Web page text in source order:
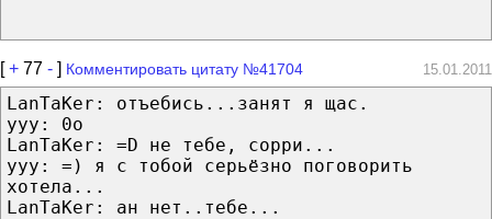
[+ 77 - ] Комментировать цитату №41704 15.01.2011
LanTaKer: отъебись...занят я щас.
ууу: 0о
LanTaKer: =D не тебе, сорри...
ууу: =) я с тобой серьёзно поговорить
хотела...
LanTaKer: ан нет..тебе...